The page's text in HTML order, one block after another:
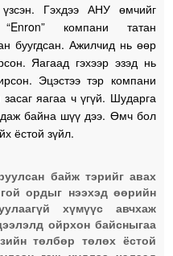
Гэхдээ АНУ өмчийг
компани татан
буугдсан. Ажилчид нь өөр
Яагаад гэхээр эзэд нь
Эцэстээ тэр компани
яагаа ч үгүй. Шударга
байна шүү дээ. Өмч бол
ёстой зүйл.
байж тэрийг авах
ордыг нээхэд өөрийн
хүмүүс авчхаж
ойрхон байсныгаа
төлбөр төлөх ёстой